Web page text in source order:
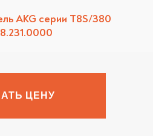
AKG серии T8S/380
ЦЕНУ